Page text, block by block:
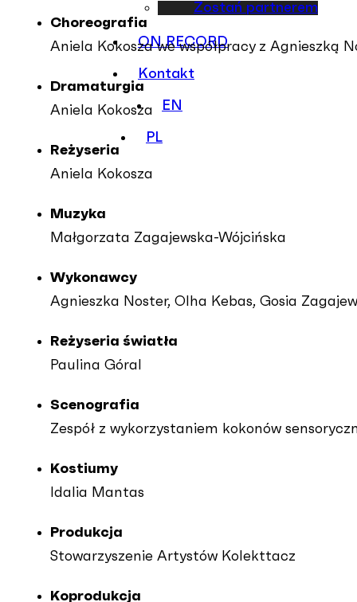
Zostań partnerem
ON RECORD
Kontakt
EN
PL
Choreografia
Aniela Kokosza we współpracy z Agnieszką
Dramaturgia
Aniela Kokosza
Reżyseria
Aniela Kokosza
Muzyka
Małgorzata Zagajewska-Wójcińska
Wykonawcy
Agnieszka Noster, Olha Kebas, Gosia
Reżyseria światła
Paulina Góral
Scenografia
Zespół z wykorzystaniem kokonów
Kostiumy
Idalia Mantas
Produkcja
Stowarzyszenie Artystów Kolekttacz
Koprodukcja